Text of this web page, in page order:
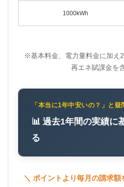
1000kWh
※基本料金、電力量料金に加え
再エネ賦課金を
「本当に1年中安いの？」と疑
📊 過去1年間の実績に
る
＼ ポイントより毎月の請求